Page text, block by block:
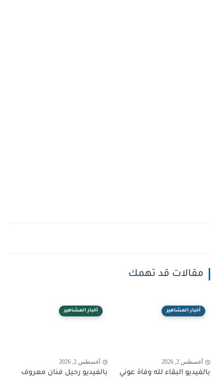
مقالات قد تهمك
أخبار المشاهير
أغسطس 2, 2026
بالفيديو البقاء لله وفاة عوني
أخبار المشاهير
أغسطس 2, 2026
بالفيديو رحيل فنان معروف